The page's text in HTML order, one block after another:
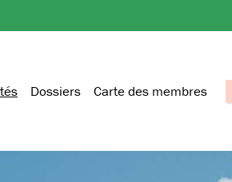
Dossiers Carte des membres